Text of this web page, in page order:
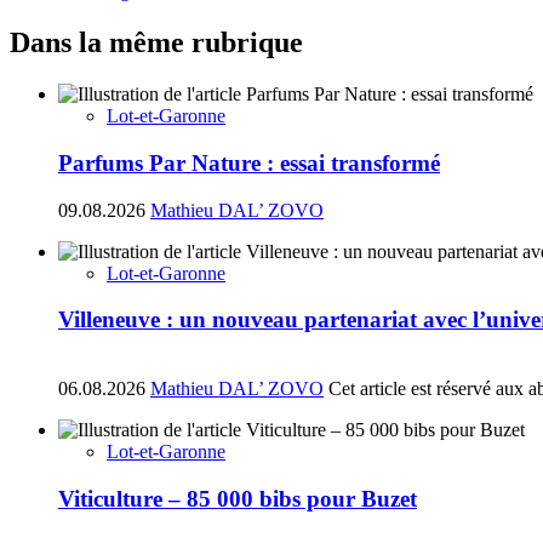
Dans la même rubrique
Lot-et-Garonne
Parfums Par Nature : essai transformé
09.08.2026 Mathieu DAL’ ZOVO
Lot-et-Garonne
Villeneuve : un nouveau partenariat avec
06.08.2026 Mathieu DAL’ ZOVO Cet article est réservé aux
Lot-et-Garonne
Viticulture – 85 000 bibs pour Buzet